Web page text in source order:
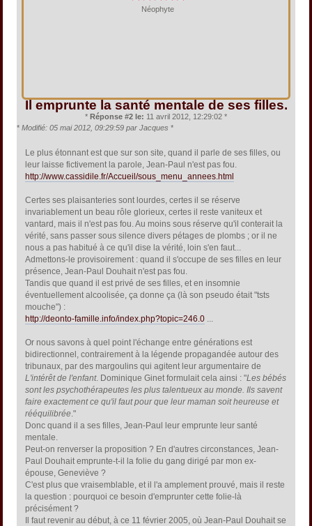
Néophyte
Il emprunte la santé mentale de ses filles.
* Réponse #2 le: 11 avril 2012, 12:29:02 *
* Modifié: 05 mai 2012, 09:29:59 par Jacques *
Le plus étonnant est que sur son site, quand il parle de ses filles, ou
leur laisse fictivement la parole, Jean-Paul n'est pas fou.
http://www.cassidile.fr/Accueil/sous_menu_annees.html
Certes ses plaisanteries sont lourdes, certes il se réserve
invariablement un beau rôle glorieux, certes il reste vaniteux et
vantard, mais il n'est pas fou. Au moins sous réserve qu'il conterait la
vérité, sans passer sous silence divers pétages de plombs ; or il ne
nous a pas habitué à ce qu'il dise la vérité, loin s'en faut...
Admettons-le provisoirement : quand il s'occupe de ses filles en leur
présence, Jean-Paul Douhait n'est pas fou.
Tandis que quand il est privé de ses filles, et en insomnie
éventuellement alcoolisée, ça donne ça (là son pseudo était "tsts
mouche") :
http://deonto-famille.info/index.php?topic=246.0
Or nous savons à quel point l'échange entre générations est
bidirectionnel, contrairement à la légende propagandée autour des
tribunaux, par des margoulins qui agitent leur argumentaire de
L'intérêt de l'enfant. Dominique Ginet formulait cela ainsi : "Les bébés
sont les psychothérapeutes les plus talentueux au monde. Ils savent
faire exactement ce qu'il faut pour que leur maman soit heureuse et
rééquilibrée ."
Donc quand il a ses filles, Jean-Paul leur emprunte leur santé
mentale.
Peut-on renverser la proposition ? En d'autres circonstances, Jean-
Paul Douhait emprunte-t-il la folie du gang dirigé par mon ex-
épouse, Geneviève ?
C'est plus que vraisemblable, et il l'a amplement prouvé, mais il reste
la question : pourquoi ce besoin d'emprunter cette folie-là
précisément ?
Il faut revenir au début, à ce 11 février 2005, où Jean-Paul Douhait se